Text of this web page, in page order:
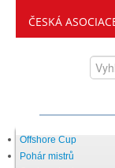
ČESKÁ
Home
Offshore Cup
Pohár mistrů